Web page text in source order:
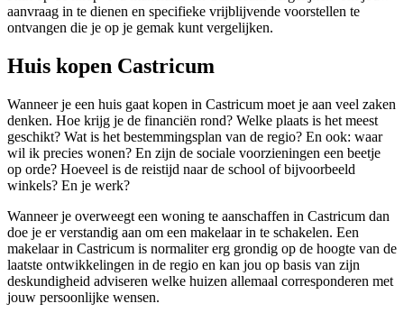
aanvraag in te dienen en specifieke vrijblijvende voorstellen te
ontvangen die je op je gemak kunt vergelijken.
Huis kopen Castricum
Wanneer je een huis gaat kopen in Castricum moet je aan veel zaken
denken. Hoe krijg je de financiën rond? Welke plaats is het meest
geschikt? Wat is het bestemmingsplan van de regio? En ook: waar
wil ik precies wonen? En zijn de sociale voorzieningen een beetje
op orde? Hoeveel is de reistijd naar de school of bijvoorbeeld
winkels? En je werk?
Wanneer je overweegt een woning te aanschaffen in Castricum dan
doe je er verstandig aan om een makelaar in te schakelen. Een
makelaar in Castricum is normaliter erg grondig op de hoogte van de
laatste ontwikkelingen in de regio en kan jou op basis van zijn
deskundigheid adviseren welke huizen allemaal corresponderen met
jouw persoonlijke wensen.